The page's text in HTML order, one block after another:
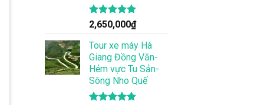
Được xếp
hạng 4.86
5 sao
2,650,000₫
Tour xe máy Hà
Giang Đồng Văn-
Hẻm vực Tu Sản-
Sông Nho Quế